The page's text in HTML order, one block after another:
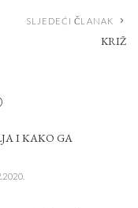
SLJEDEĆI ČLANAK
KRIŽ
I KAKO GA